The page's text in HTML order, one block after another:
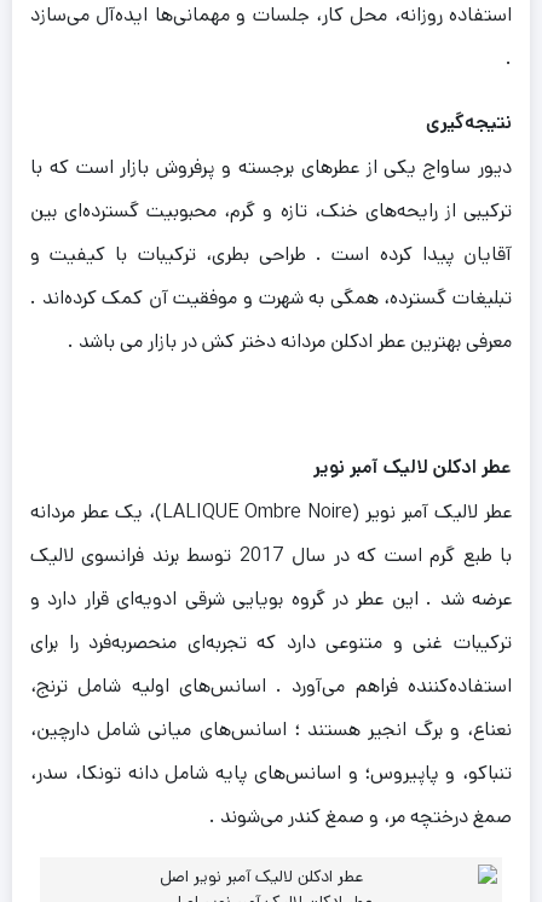
استفاده روزانه، محل کار، جلسات و مهمانی‌ها ایده‌آل می‌سازد
.
نتیجه‌گیری
دیور ساواج یکی از عطرهای برجسته و پرفروش بازار است که با
ترکیبی از رایحه‌های خنک، تازه و گرم، محبوبیت گسترده‌ای بین
آقایان پیدا کرده است . طراحی بطری، ترکیبات با کیفیت و
تبلیغات گسترده، همگی به شهرت و موفقیت آن کمک کرده‌اند .
معرفی بهترین عطر ادکلن مردانه دختر کش در بازار می باشد .
عطر ادکلن لالیک آمبر نویر
عطر لالیک آمبر نویر (LALIQUE Ombre Noire)، یک عطر مردانه
با طبع گرم است که در سال 2017 توسط برند فرانسوی لالیک
عرضه شد . این عطر در گروه بویایی شرقی ادویه‌ای قرار دارد و
ترکیبات غنی و متنوعی دارد که تجربه‌ای منحصربه‌فرد را برای
استفاده‌کننده فراهم می‌آورد . اسانس‌های اولیه شامل ترنج،
نعناع، و برگ انجیر هستند ؛ اسانس‌های میانی شامل دارچین،
تنباکو، و پاپیروس؛ و اسانس‌های پایه شامل دانه تونکا، سدر،
صمغ درختچه مر، و صمغ کندر می‌شوند .